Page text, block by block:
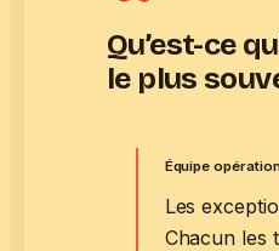
Qu’est-ce
le plus
Équipe
Les
Chacun les